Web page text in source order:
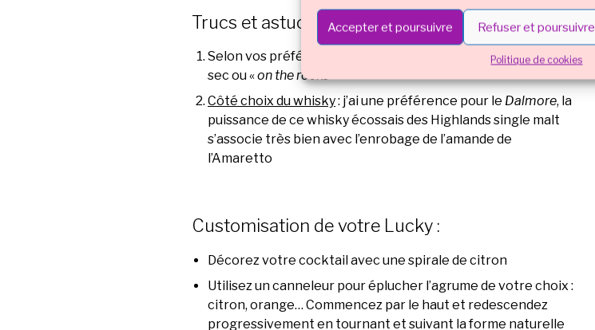
Accepter et poursuivre Refuser et poursuivre
Politique de cookies
Trucs et astuces :
Selon vos préférences, vous pouvez servir le Lucky Luciano
sec ou «on the rocks»
Côté choix du whisky: j’ai une préférence pour le Dalmore, la
puissance de ce whisky écossais des Highlands single malt
s’associe très bien avec l’enrobage de l’amande de
l’Amaretto
Customisation de votre Lucky :
Décorez votre cocktail avec une spirale de citron
Utilisez un canneleur pour éplucher l’agrume de votre choix :
citron, orange… Commencez par le haut et redescendez
progressivement en tournant et suivant la forme naturelle